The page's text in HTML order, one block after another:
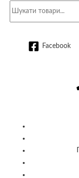
Facebook